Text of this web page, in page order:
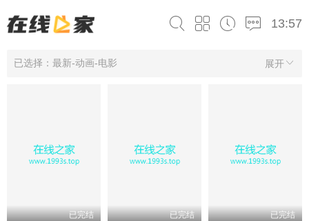
13:57
展开
已选择：最新-动画-电影
已完结 已完结 已完结